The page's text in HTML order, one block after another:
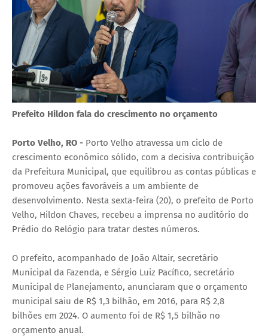
Prefeito Hildon fala do crescimento no orçamento
Porto Velho, RO - Porto Velho atravessa um ciclo de
crescimento econômico sólido, com a decisiva contribuição
da Prefeitura Municipal, que equilibrou as contas públicas e
promoveu ações favoráveis a um ambiente de
desenvolvimento. Nesta sexta-feira (20), o prefeito de Porto
Velho, Hildon Chaves, recebeu a imprensa no auditório do
Prédio do Relógio para tratar destes números.
O prefeito, acompanhado de João Altair, secretário
Municipal da Fazenda, e Sérgio Luiz Pacífico, secretário
Municipal de Planejamento, anunciaram que o orçamento
municipal saiu de R$ 1,3 bilhão, em 2016, para R$ 2,8
bilhões em 2024. O aumento foi de R$ 1,5 bilhão no
orçamento anual.